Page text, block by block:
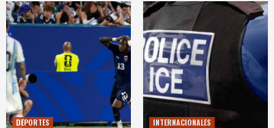
DEPORTES INTERNACIONALES